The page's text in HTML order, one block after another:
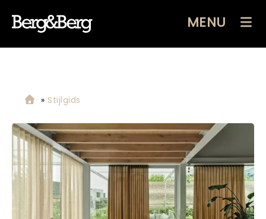
MENU
» Stijlgids